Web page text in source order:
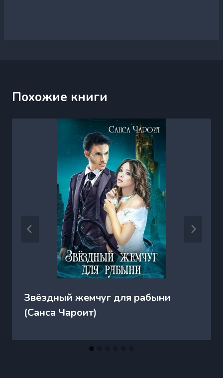
Похожие книги
Звёздный жемчуг для рабыни
(Санса Чароит)